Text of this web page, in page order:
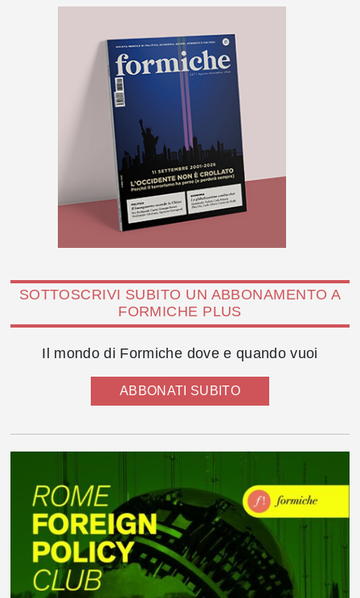
SOTTOSCRIVI SUBITO UN ABBONAMENTO A
FORMICHE PLUS
Il mondo di Formiche dove e quando vuoi
ABBONATI SUBITO